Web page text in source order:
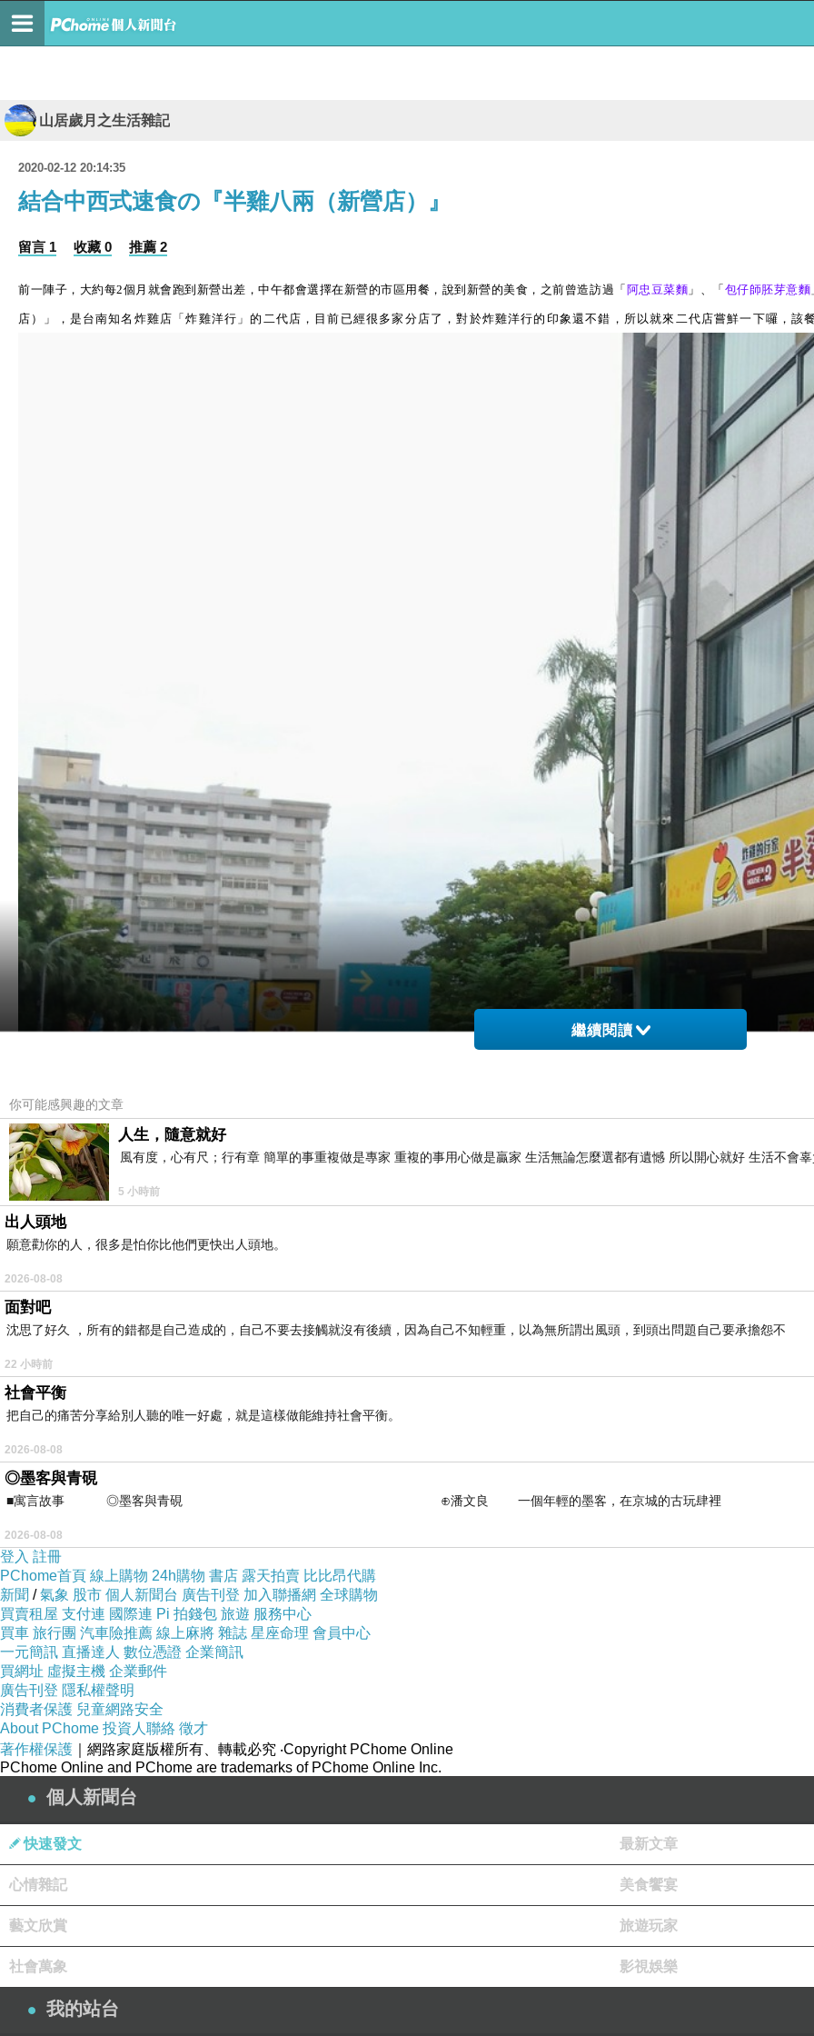
山居歲月之生活雜記
2020-02-12 20:14:35
結合中西式速食の『半雞八兩（新營店）』
留言 1 收藏 0 推薦 2
前一陣子，大約每2個月就會跑到新營出差，中午都會選擇在新營的市區用餐，說到新營的美食，之前曾造訪過「 阿忠豆菜麵 」、「 包仔師胚芽意麵
店）」，是台南知名炸雞店「炸雞洋行」的二代店，目前已經很多家分店了，對於炸雞洋行的印象還不錯，所以就來二代店嘗鮮一下囉，
「半雞八兩（新營店）」的外觀感覺比較像一般的住家，門口有一隻可愛又帥氣半雞八兩公仔，歡迎大家來半鷄八兩用餐。
繼續閱讀
你可能感興趣的文章
人生，隨意就好
風有度，心有尺；行有章 簡單的事重複做是專家 重複的事用心做是贏家 生活無論怎麼選都有遺憾 所以開心就好 生活不會
5 小時前
出人頭地
願意勸你的人，很多是怕你比他們更快出人頭地。
2026-08-08
面對吧
沈思了好久 ，所有的錯都是自己造成的，自己不要去接觸就沒有後續，因為自己不知輕重，以為無所謂出風頭，到頭出問題自己要承擔怨不
22 小時前
社會平衡
把自己的痛苦分享給別人聽的唯一好處，就是這樣做能維持社會平衡。
2026-08-08
◎墨客與青硯
■寓言故事 ◎墨客與青硯 ⊕潘文良 一個年輕的墨客，在京城的古玩肆裡
2026-08-08
登入 註冊
PChome首頁 線上購物 24h購物 書店 露天拍賣 比比昂代購
新聞 /氣象 股市 個人新聞台 廣告刊登 加入聯播網 全球購物
買賣租屋 支付連 國際連 Pi 拍錢包 旅遊 服務中心
買車 旅行團 汽車險推薦 線上麻將 雜誌 星座命理 會員中心
一元簡訊 直播達人 數位憑證 企業簡訊
買網址 虛擬主機 企業郵件
廣告刊登 隱私權聲明
消費者保護 兒童網路安全
About PChome 投資人聯絡 徵才
著作權保護 ｜網路家庭版權所有、轉載必究 ‧Copyright PChome Online
PChome Online and PChome are trademarks of PChome Online Inc.
個人新聞台
快速發文 最新文章
心情雜記 美食饗宴
藝文欣賞 旅遊玩家
社會萬象 影視娛樂
我的站台